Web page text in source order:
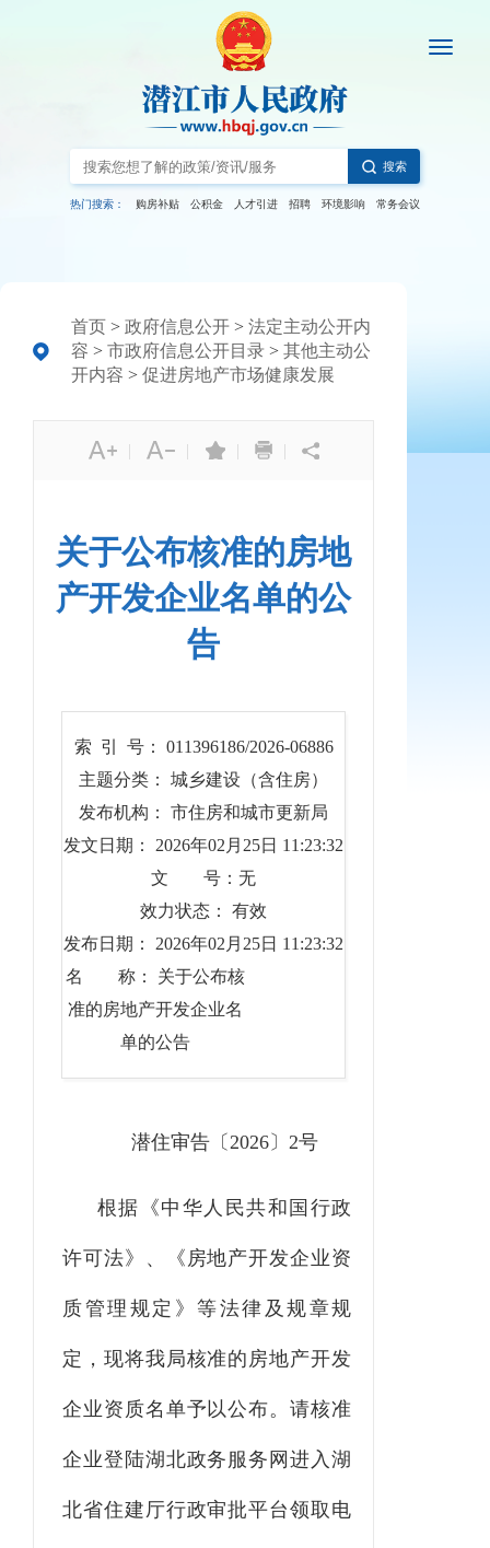
搜索
热门搜索： 购房补贴 公积金 人才引进 招聘 环境影响 常务会议
首页 > 政府信息公开 > 法定主动公开内
容 > 市政府信息公开目录 > 其他主动公
开内容 > 促进房地产市场健康发展
| | | |
关于公布核准的房地
产开发企业名单的公
告
索 引 号： 011396186/2026-06886
主题分类： 城乡建设（含住房）
发布机构： 市住房和城市更新局
发文日期： 2026年02月25日 11:23:32
文 号：无
效力状态： 有效
发布日期： 2026年02月25日 11:23:32
名 称： 关于公布核
准的房地产开发企业名
单的公告
潜住审告〔 2026〕2号
根据《中华人民共和国行政
许可法》、《房地产开发企业资
质管理规定》等法律及规章规
定，现将我局核准的房地产开发
企业资质名单予以公布。请核准
企业登陆湖北政务服务网进入湖
北省住建厅行政审批平台领取电